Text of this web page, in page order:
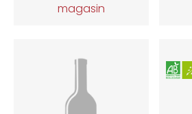
magasin